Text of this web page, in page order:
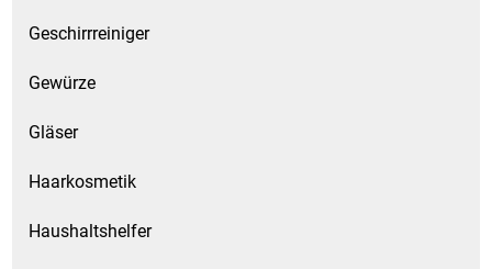
Waffeln / Kekse
Waschmittel
Wasser
Wein
Geschirrreiniger
Gewürze
Gläser
Haarkosmetik
Haushaltshelfer